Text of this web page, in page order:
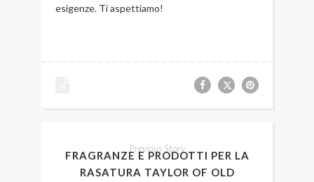
esigenze. Ti aspettiamo!
Previous Story
FRAGRANZE E PRODOTTI PER LA
RASATURA TAYLOR OF OLD